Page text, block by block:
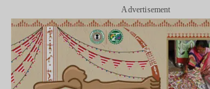
Advertisement